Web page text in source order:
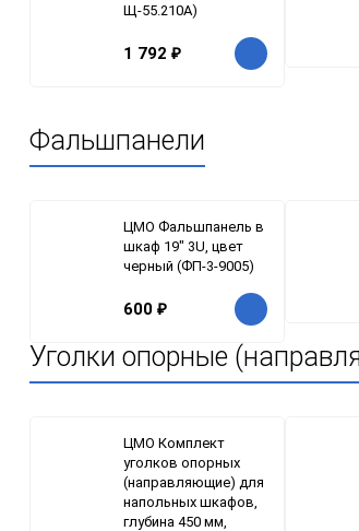
Щ-55.210А)
1 792 ₽
Фальшпанели
ЦМО Фальшпанель в
шкаф 19" 3U, цвет
черный (ФП-3-9005)
600 ₽
Уголки опорные
ЦМО Комплект
уголков опорных
(направляющие) для
напольных шкафов,
глубина 450 мм,